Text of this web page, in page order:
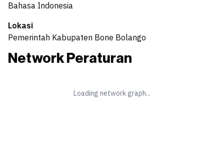
Bahasa Indonesia
Lokasi
Pemerintah Kabupaten Bone Bolango
Network Peraturan
Loading network graph...